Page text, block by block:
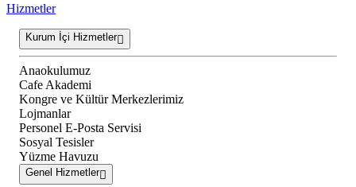
Hizmetler
Kurum İçi Hizmetler
Anaokulumuz
Cafe Akademi
Kongre ve Kültür Merkezlerimiz
Lojmanlar
Personel E-Posta Servisi
Sosyal Tesisler
Yüzme Havuzu
Genel Hizmetler